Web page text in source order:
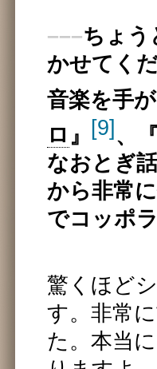
–––ちょう
かせてく
音楽を手
ロ 』 [9] 、
なおとぎ
から非常
でコッポ
驚くほど
す。非常
た。本当